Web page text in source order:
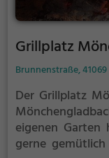
Grillplatz
Brunnenstraße,
Der Grillplatz
eigenen
gerne